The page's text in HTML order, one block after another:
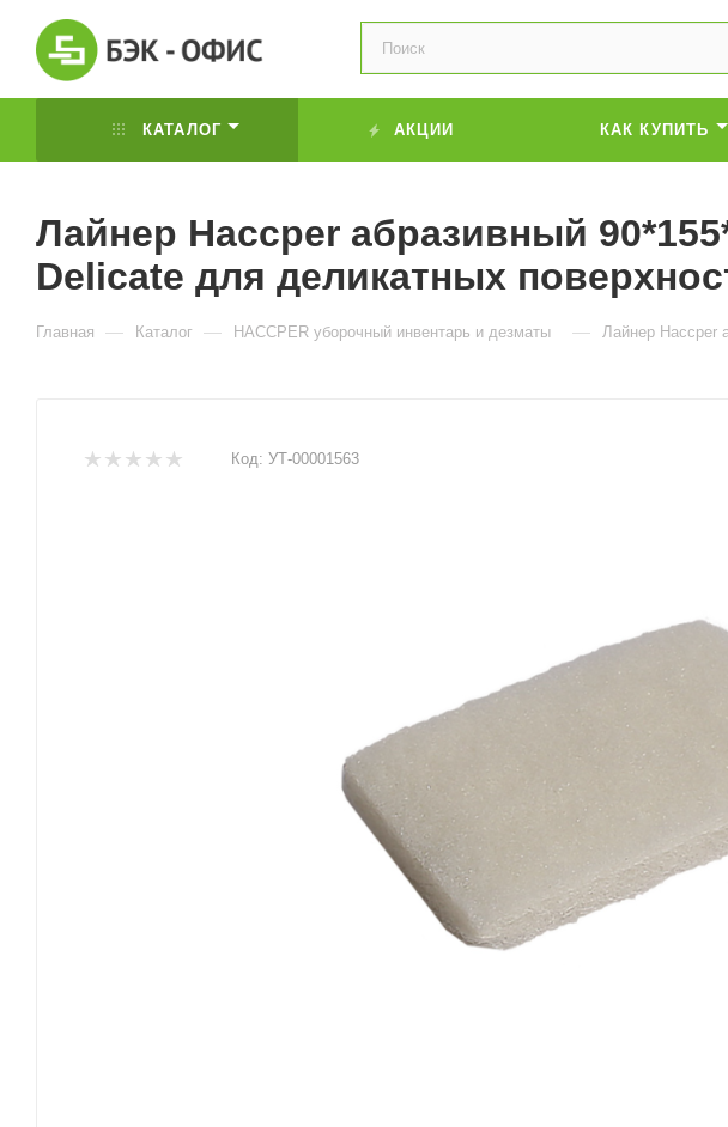
КАТАЛОГ АКЦИИ КАК КУПИТЬ
Лайнер Haccper абразивный
Delicate для деликатных
Главная — Каталог — HACCPER уборочный инвентарь и дезматы — Лайнер Haccper
Код: УТ-00001563